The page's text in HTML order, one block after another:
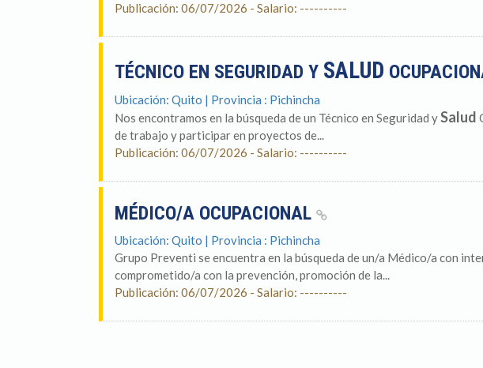
Publicación: 06/07/2026 - Salario: ----------
TÉCNICO EN SEGURIDAD Y SALUD
Ubicación: Quito | Provincia : Pichincha
Nos encontramos en la búsqueda de un Técnico en Seguridad ySalud
de trabajo y participar en proyectos de...
Publicación: 06/07/2026 - Salario: ----------
MÉDICO/A OCUPACIONAL
Ubicación: Quito | Provincia : Pichincha
Grupo Preventi se encuentra en la búsqueda de un/a Médico/a con
comprometido/a con la prevención, promoción de la...
Publicación: 06/07/2026 - Salario: ----------